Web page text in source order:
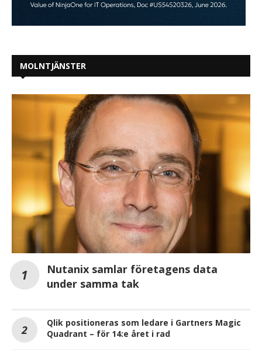
MOLNTJÄNSTER
Nutanix samlar företagens data
under samma tak
Qlik positioneras som ledare i Gartners Magic
Quadrant – för 14:e året i rad